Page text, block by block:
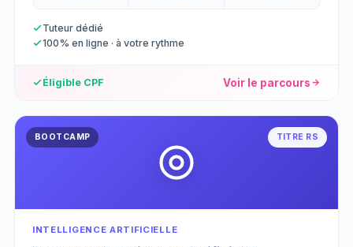
Tuteur dédié
100% en ligne · à votre rythme
Éligible CPF Voir le parcours
BOOTCAMP TITRE RS
INTELLIGENCE ARTIFICIELLE